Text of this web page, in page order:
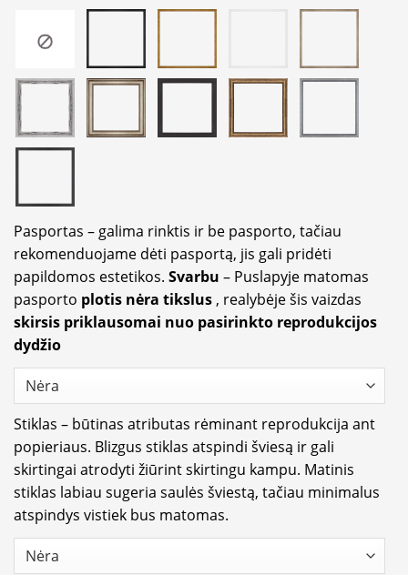
Pasportas – galima rinktis ir be pasporto, tačiau
rekomenduojame dėti pasportą, jis gali pridėti
papildomos estetikos. Svarbu – Puslapyje matomas
pasporto plotis nėra tikslus , realybėje šis vaizdas
skirsis priklausomai nuo pasirinkto reprodukcijos
dydžio
Stiklas – būtinas atributas rėminant reprodukcija ant
popieriaus. Blizgus stiklas atspindi šviesą ir gali
skirtingai atrodyti žiūrint skirtingu kampu. Matinis
stiklas labiau sugeria saulės šviestą, tačiau minimalus
atspindys vistiek bus matomas.